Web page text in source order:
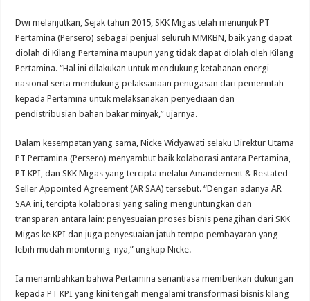
Dwi melanjutkan, Sejak tahun 2015, SKK Migas telah menunjuk PT
Pertamina (Persero) sebagai penjual seluruh MMKBN, baik yang dapat
diolah di Kilang Pertamina maupun yang tidak dapat diolah oleh Kilang
Pertamina. “Hal ini dilakukan untuk mendukung ketahanan energi
nasional serta mendukung pelaksanaan penugasan dari pemerintah
kepada Pertamina untuk melaksanakan penyediaan dan
pendistribusian bahan bakar minyak,” ujarnya.
Dalam kesempatan yang sama, Nicke Widyawati selaku Direktur Utama
PT Pertamina (Persero) menyambut baik kolaborasi antara Pertamina,
PT KPI, dan SKK Migas yang tercipta melalui Amandement & Restated
Seller Appointed Agreement (AR SAA) tersebut. “Dengan adanya AR
SAA ini, tercipta kolaborasi yang saling menguntungkan dan
transparan antara lain: penyesuaian proses bisnis penagihan dari SKK
Migas ke KPI dan juga penyesuaian jatuh tempo pembayaran yang
lebih mudah monitoring-nya,” ungkap Nicke.
Ia menambahkan bahwa Pertamina senantiasa memberikan dukungan
kepada PT KPI yang kini tengah mengalami transformasi bisnis kilang